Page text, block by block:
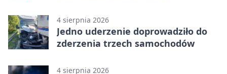
4 sierpnia 2026
Jedno uderzenie doprowadziło do
zderzenia trzech samochodów
4 sierpnia 2026